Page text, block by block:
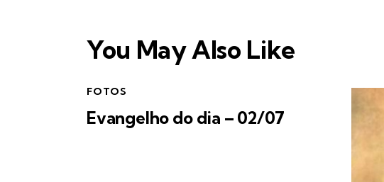
You May Also Like
FOTOS
Evangelho do dia – 02/07